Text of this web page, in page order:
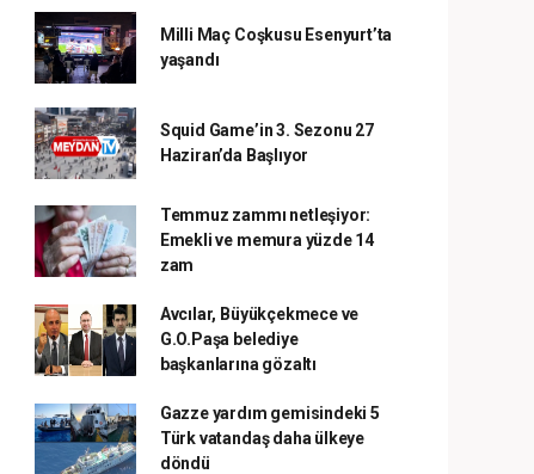
Milli Maç Coşkusu Esenyurt’ta
yaşandı
Squid Game’in 3. Sezonu 27
Haziran’da Başlıyor
Temmuz zammı netleşiyor:
Emekli ve memura yüzde 14
zam
Avcılar, Büyükçekmece ve
G.O.Paşa belediye
başkanlarına gözaltı
Gazze yardım gemisindeki 5
Türk vatandaş daha ülkeye
döndü